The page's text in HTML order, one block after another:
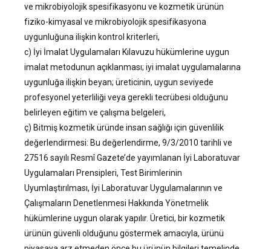
ve mikrobiyolojik spesifikasyonu ve kozmetik ürünün
fiziko-kimyasal ve mikrobiyolojik spesifikasyona
uygunluğuna ilişkin kontrol kriterleri,
c) İyi İmalat Uygulamaları Kılavuzu hükümlerine uygun
imalat metodunun açıklanması; iyi imalat uygulamalarına
uygunluğa ilişkin beyan; üreticinin, uygun seviyede
profesyonel yeterliliği veya gerekli tecrübesi olduğunu
belirleyen eğitim ve çalışma belgeleri,
ç) Bitmiş kozmetik üründe insan sağlığı için güvenlilik
değerlendirmesi: Bu değerlendirme, 9/3/2010 tarihli ve
27516 sayılı Resmî Gazete’de yayımlanan İyi Laboratuvar
Uygulamaları Prensipleri, Test Birimlerinin
Uyumlaştırılması, İyi Laboratuvar Uygulamalarının ve
Çalışmaların Denetlenmesi Hakkında Yönetmelik
hükümlerine uygun olarak yapılır. Üretici, bir kozmetik
ürünün güvenli olduğunu göstermek amacıyla, ürünü